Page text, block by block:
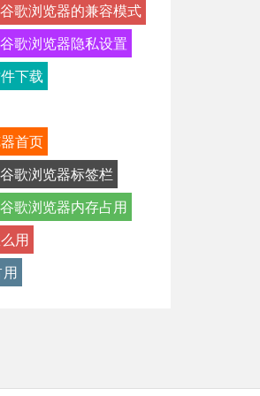
谷歌浏览器的兼容模式
谷歌浏览器隐私设置
下载
首页
谷歌浏览器标签栏
谷歌浏览器内存占用
用